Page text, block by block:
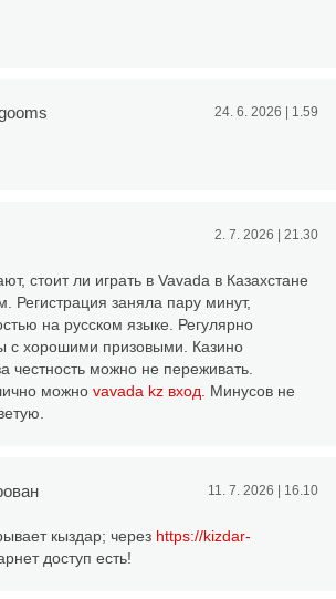
24. 6. 2026 | 1.59
2. 7. 2026 | 21.30
стоит ли играть в Vavada в Казахстане
заняла пару минут,
на русском языке. Регулярно
с хорошими призовыми. Казино
честность можно не переживать.
можно vavada kz вход . Минусов не
11. 7. 2026 | 16.10
кыздар; через https://kizdar-
доступ есть!